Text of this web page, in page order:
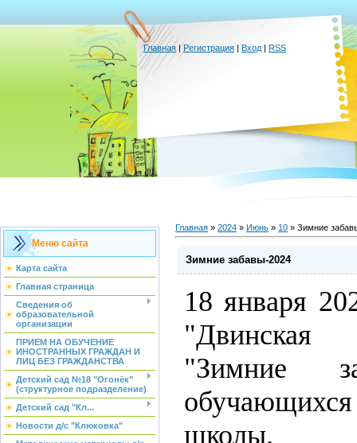
Главная |Регистрация | Вход | RSS
Меню сайта
Карта сайта
Главная страница
Сведения об
образовательной
организации
ПРИЕМ НА ОБУЧЕНИЕ
ИНОСТРАННЫХ ГРАЖДАН И
ЛИЦ БЕЗ ГРАЖДАНСТВА
Детский сад №18 "Огонёк"
(структурное подразделение)
Детский сад "Кл...
Новости д/с "Клюковка"
Главная » 2024 » Июнь » 10 » Зимние
Зимние забавы-2024
18 января
"Зимние
школы.